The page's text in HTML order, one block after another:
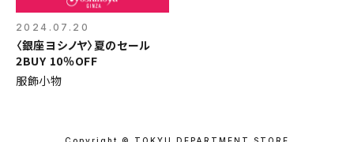
2024.07.20
〈銀座ヨシノヤ〉夏のセール
2BUY 10％OFF
服飾小物